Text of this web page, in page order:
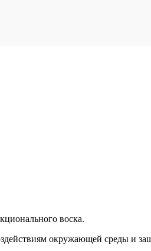
воска.
окружающей среды и